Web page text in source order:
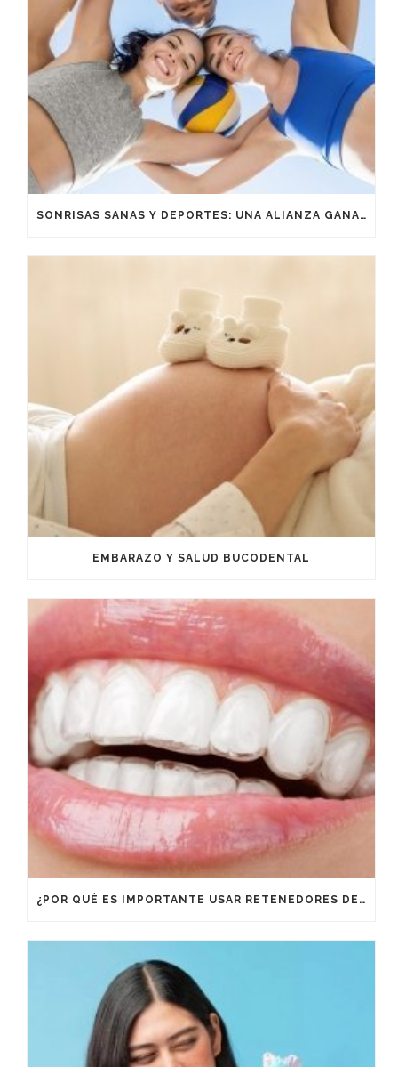
SONRISAS SANAS Y DEPORTES: UNA ALIANZA GANADORA
EMBARAZO Y SALUD BUCODENTAL
¿POR QUÉ ES IMPORTANTE USAR RETENEDORES DESPUÉS DE UN TRATAMIENTO DE ORTODONCIA?